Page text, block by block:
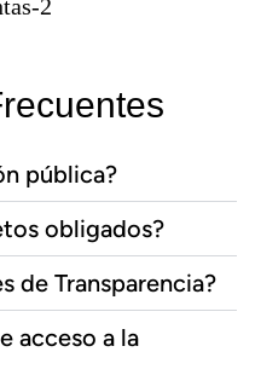
pública?
obligados?
de Transparencia?
acceso a la